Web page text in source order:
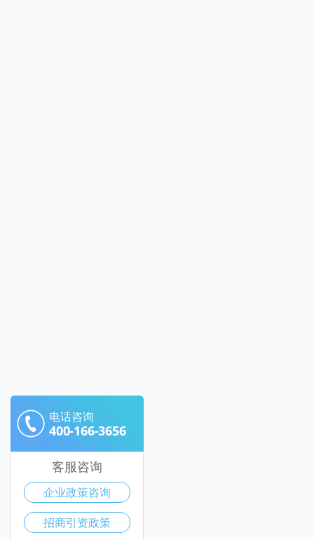
电话咨询
400-166-3656
客服咨询
企业政策咨询
招商引资政策